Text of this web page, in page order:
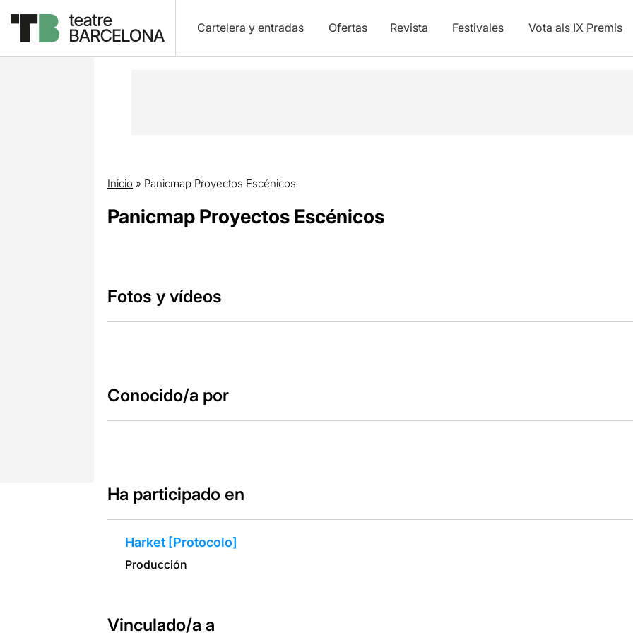
Cartelera y entradas Ofertas Revista Festivales Vota als IX Premis
Inicio » Panicmap Proyectos Escénicos
Panicmap Proyectos Escénicos
Fotos y vídeos
Conocido/a por
Ha participado en
Harket [Protocolo]
Producción
Vinculado/a a